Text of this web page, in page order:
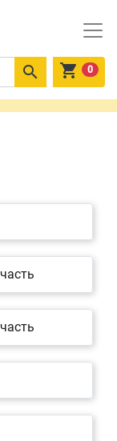
  0